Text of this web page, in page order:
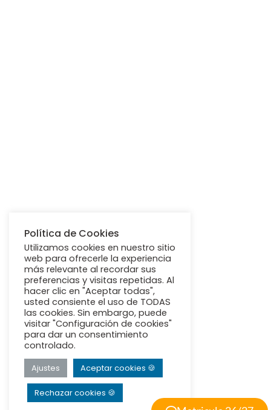
Política de Cookies
Utilizamos cookies en nuestro sitio
web para ofrecerle la experiencia
más relevante al recordar sus
preferencias y visitas repetidas. Al
hacer clic en "Aceptar todas",
usted consiente el uso de TODAS
las cookies. Sin embargo, puede
visitar "Configuración de cookies"
para dar un consentimiento
controlado.
Ajustes Aceptar cookies 🍪
Rechazar cookies 🍪